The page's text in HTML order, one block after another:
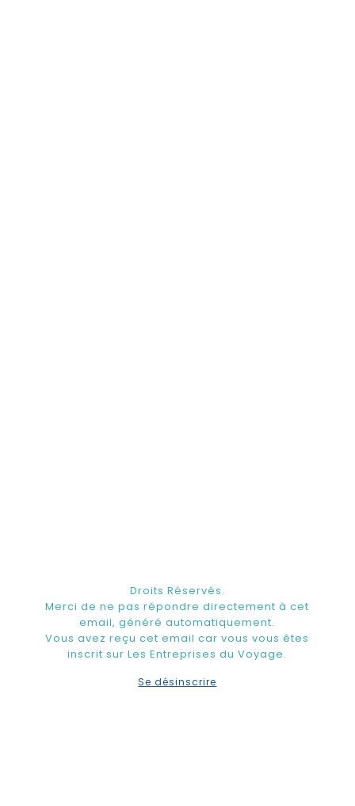
Droits Réservés.
Merci de ne pas répondre directement à cet
email, généré automatiquement.
Vous avez reçu cet email car vous vous êtes
inscrit sur Les Entreprises du Voyage.
Se désinscrire